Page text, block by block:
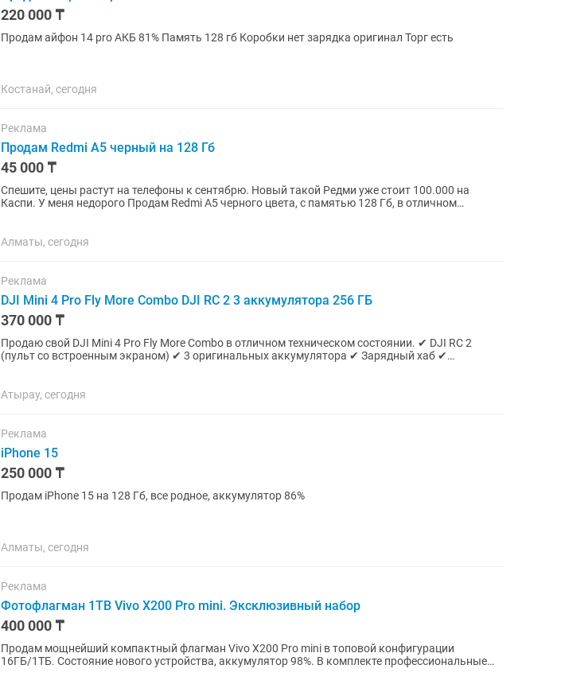
220 000 ₸
Продам айфон 14 pro АКБ 81% Память 128 гб Коробки нет зарядка оригинал Торг есть
Костанай, сегодня
Реклама
Продам Redmi A5 черный на 128 Гб
45 000 ₸
Спешите, цены растут на телефоны к сентябрю. Новый такой Редми уже стоит 100.000 на
Каспи. У меня недорого Продам Redmi A5 черного цвета, с памятью 128 Гб, в отличном
Алматы, сегодня
Реклама
DJI Mini 4 Pro Fly More Combo DJI RC 2 3 аккумулятора 256 ГБ
370 000 ₸
Продаю свой DJI Mini 4 Pro Fly More Combo в отличном техническом состоянии. ✔ DJI RC 2
(пульт со встроенным экраном) ✔ 3 оригинальных аккумулятора ✔ Зарядный хаб ✔
Атырау, сегодня
Реклама
iPhone 15
250 000 ₸
Продам iPhone 15 на 128 Гб, все родное, аккумулятор 86%
Алматы, сегодня
Реклама
Фотофлагман 1TB Vivo X200 Pro mini. Эксклюзивный набор
400 000 ₸
Продам мощнейший компактный флагман Vivo X200 Pro mini в топовой конфигурации
16ГБ/1ТБ. Состояние нового устройства, аккумулятор 98%. В комплекте профессиональные